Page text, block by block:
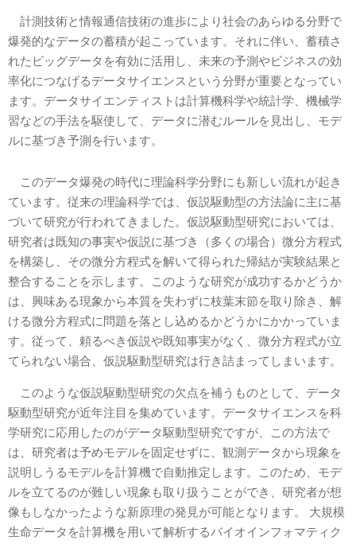
計測技術と情報通信技術の進歩により社会のあらゆる分野で
爆発的なデータの蓄積が起こっています。それに伴い、蓄積さ
れたビッグデータを有効に活用し、未来の予測やビジネスの効
率化につなげるデータサイエンスという分野が重要となってい
ます。データサイエンティストは計算機科学や統計学、機械学
習などの手法を駆使して、データに潜むルールを見出し、モデ
ルに基づき予測を行います。
このデータ爆発の時代に理論科学分野にも新しい流れが起き
ています。従来の理論科学では、仮説駆動型の方法論に主に基
づいて研究が行われてきました。仮説駆動型研究においては、
研究者は既知の事実や仮説に基づき（多くの場合）微分方程式
を構築し、その微分方程式を解いて得られた帰結が実験結果と
整合することを示します。このような研究が成功するかどうか
は、興味ある現象から本質を失わずに枝葉末節を取り除き、解
ける微分方程式に問題を落とし込めるかどうかにかかっていま
す。従って、頼るべき仮説や既知事実がなく、微分方程式が立
てられない場合、仮説駆動型研究は行き詰まってしまいます。
このような仮説駆動型研究の欠点を補うものとして、データ
駆動型研究が近年注目を集めています。データサイエンスを科
学研究に応用したのがデータ駆動型研究ですが、この方法で
は、研究者は予めモデルを固定せずに、観測データから現象を
説明しうるモデルを計算機で自動推定します。このため、モデ
ルを立てるのが難しい現象も取り扱うことができ、研究者が想
像もしなかったような新原理の発見が可能となります。 大規模
生命データを計算機を用いて解析するバイオインフォマティク